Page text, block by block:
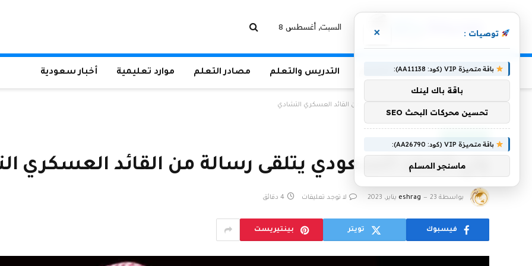
السبت, أغسطس 8
الرئيسية منوعات التعليم التدريس والتعلم مصادر التعلم موارد تعليمية أخبار سعودية
ولي العهد السعودي يتلقى رسالة من القائد العسكري التشادي
ولي العهد السعودي يتلقى رسالة من القائد العسكري
بواسطة eshrag 23 يناير، 2023 لا توجد تعليقات 4 دقائق
فيسبوك تويتر بينتيريست
توصيات : ×
باقة متميزة VIP (كود: AA11138):
باقة باك لينك
تحسين محركات البحث SEO
باقة متميزة VIP (كود: AA26790):
ماسنجر المسلم